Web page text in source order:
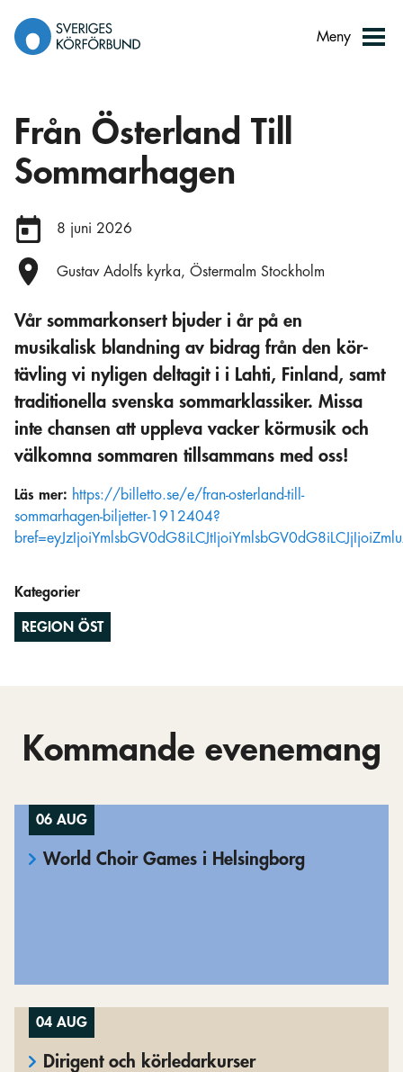
innehåll
Meny
Från Österland Till
Sommarhagen
Datum:
8 juni 2026
Plats:
Gustav Adolfs kyrka, Östermalm Stockholm
Vår sommarkonsert bjuder i år på en
musikalisk blandning av bidrag från den kör­
tävling vi nyligen deltagit i i Lahti, Finland, samt
traditionella svenska sommar­klassiker. Missa
inte chansen att uppleva vacker körmusik och
välkomna sommaren tillsammans med oss!
Läs mer: https://billetto.se/e/fran-osterland-till-
sommarhagen-biljetter-1912404?
Kategorier
REGION ÖST
Kommande evenemang
06 AUG
World Choir Games i Helsingborg
04 AUG
Dirigent och körledarkurser